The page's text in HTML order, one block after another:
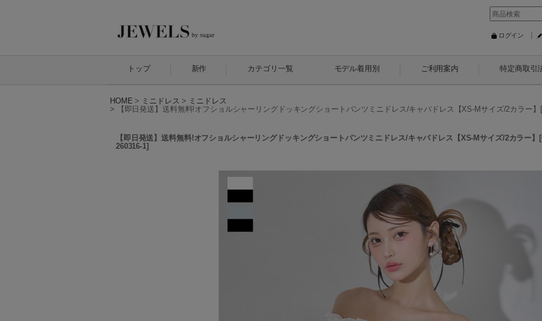
ログイン
トップ 新作 カテゴリ一覧 モデル着用別 ご利用案内 特定商取引
HOME > ミニドレス > ミニドレス
>
【即日発送】送料無料!オフショルシャーリングドッキングショートパンツミニドレス/キャバドレス【XS-Mサイズ/2カラー
【即日発送】送料無料!オフショルシャーリングドッキングショートパンツミニドレス/キャバドレス【XS-Mサイズ/2カラー
260316-1]